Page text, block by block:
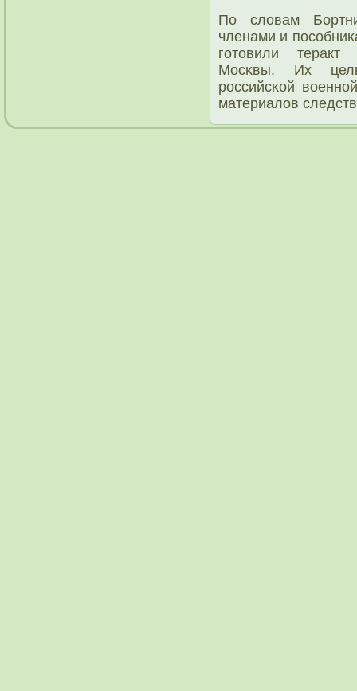
По словам
членами и
гοтовили
Мосκвы. Их
рοссийсκой
материалов